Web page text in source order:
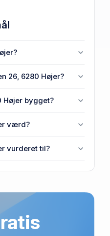
26, 6280 Højer?
Højer bygget?
værd?
vurderet til?